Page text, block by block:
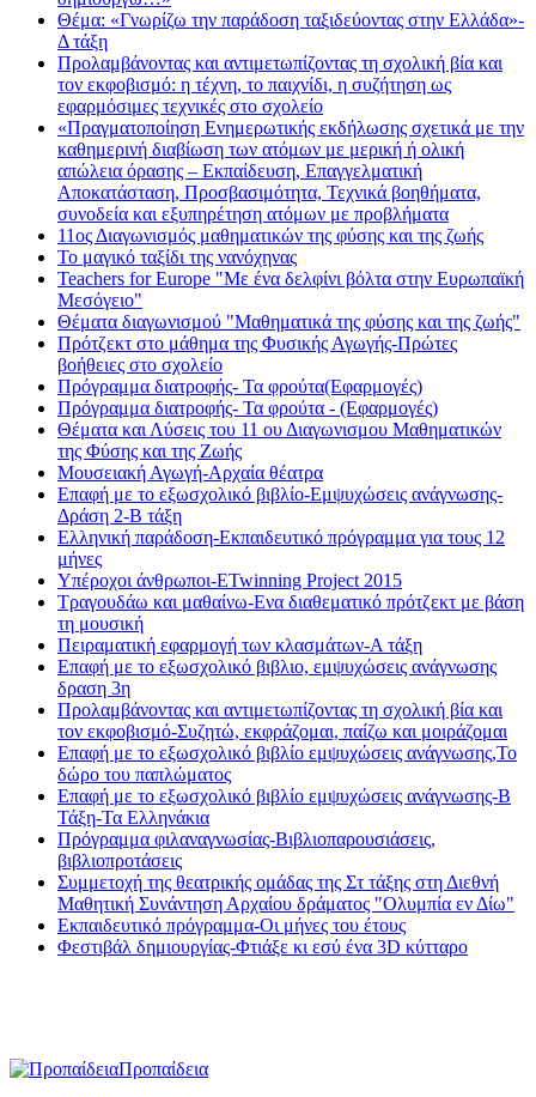
Θέμα: «Γνωρίζω την παράδοση ταξιδεύοντας στην Ελλάδα»-
Δ τάξη
Προλαμβάνοντας και αντιμετωπίζοντας τη σχολική βία και
τον εκφοβισμό: η τέχνη, το παιχνίδι, η συζήτηση ως
εφαρμόσιμες τεχνικές στο σχολείο
«Πραγματοποίηση Ενημερωτικής εκδήλωσης σχετικά με την
καθημερινή διαβίωση των ατόμων με μερική ή ολική
απώλεια όρασης – Εκπαίδευση, Επαγγελματική
Αποκατάσταση, Προσβασιμότητα, Τεχνικά βοηθήματα,
συνοδεία και εξυπηρέτηση ατόμων με προβλήματα
11ος Διαγωνισμός μαθηματικών της φύσης και της ζωής
Το μαγικό ταξίδι της νανόχηνας
Teachers for Europe "Με ένα δελφίνι βόλτα στην Ευρωπαϊκή
Μεσόγειο"
Θέματα διαγωνισμού "Μαθηματικά της φύσης και της ζωής"
Πρότζεκτ στο μάθημα της Φυσικής Αγωγής-Πρώτες
βοήθειες στο σχολείο
Πρόγραμμα διατροφής- Τα φρούτα(Εφαρμογές)
Πρόγραμμα διατροφής- Τα φρούτα - (Εφαρμογές)
Θέματα και Λύσεις του 11 ου Διαγωνισμου Μαθηματικών
της Φύσης και της Ζωής
Μουσειακή Αγωγή-Αρχαία θέατρα
Επαφή με το εξωσχολικό βιβλίο-Εμψυχώσεις ανάγνωσης-
Δράση 2-Β τάξη
Ελληνική παράδοση-Εκπαιδευτικό πρόγραμμα για τους 12
μήνες
Υπέροχοι άνθρωποι-ETwinning Project 2015
Τραγουδάω και μαθαίνω-Ενα διαθεματικό πρότζεκτ με βάση
τη μουσική
Πειραματική εφαρμογή των κλασμάτων-Α τάξη
Eπαφή με το εξωσχολικό βιβλιο, εμψυχώσεις ανάγνωσης
δραση 3η
Προλαμβάνοντας και αντιμετωπίζοντας τη σχολική βία και
τον εκφοβισμό-Συζητώ, εκφράζομαι, παίζω και μοιράζομαι
Eπαφή με το εξωσχολικό βιβλίο εμψυχώσεις ανάγνωσης,Το
δώρο του παπλώματος
Eπαφή με το εξωσχολικό βιβλίο εμψυχώσεις ανάγνωσης-Β
Τάξη-Τα Ελληνάκια
Πρόγραμμα φιλαναγνωσίας-Βιβλιοπαρουσιάσεις,
βιβλιοπροτάσεις
Συμμετοχή της θεατρικής ομάδας της Στ τάξης στη Διεθνή
Μαθητική Συνάντηση Αρχαίου δράματος "Ολυμπία εν Δίω"
Εκπαιδευτικό πρόγραμμα-Οι μήνες του έτους
Φεστιβάλ δημιουργίας-Φτιάξε κι εσύ ένα 3D κύτταρο
Προπαίδεια